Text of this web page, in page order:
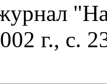
г., с.